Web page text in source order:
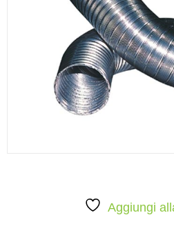
Aggiungi